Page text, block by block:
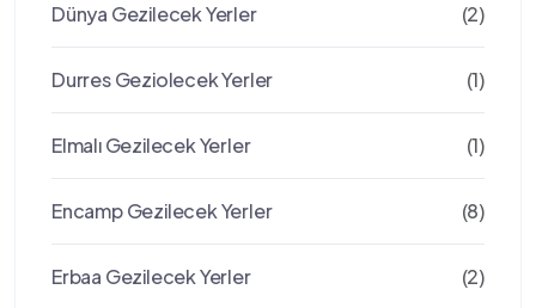
Dünya Gezilecek Yerler (2)
Durres Geziolecek Yerler (1)
Elmalı Gezilecek Yerler (1)
Encamp Gezilecek Yerler (8)
Erbaa Gezilecek Yerler (2)